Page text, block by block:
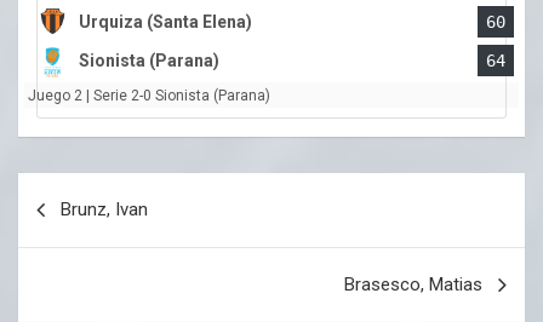
Urquiza (Santa Elena)
60
Sionista (Parana)
64
Juego 2 | Serie 2-0 Sionista (Parana)
Brunz, Ivan
Brasesco, Matias